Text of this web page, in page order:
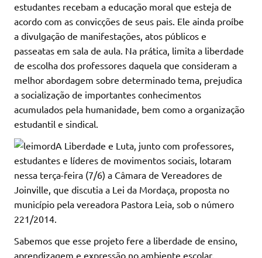
estudantes recebam a educação moral que esteja de
acordo com as convicções de seus pais. Ele ainda proíbe
a divulgação de manifestações, atos públicos e
passeatas em sala de aula. Na prática, limita a liberdade
de escolha dos professores daquela que consideram a
melhor abordagem sobre determinado tema, prejudica
a socialização de importantes conhecimentos
acumulados pela humanidade, bem como a organização
estudantil e sindical.
A Liberdade e Luta, junto com professores,
estudantes e líderes de movimentos sociais, lotaram
nessa terça-feira (7/6) a Câmara de Vereadores de
Joinville, que discutia a Lei da Mordaça, proposta no
município pela vereadora Pastora Leia, sob o número
221/2014.
Sabemos que esse projeto fere a liberdade de ensino,
aprendizagem e expressão no ambiente escolar,